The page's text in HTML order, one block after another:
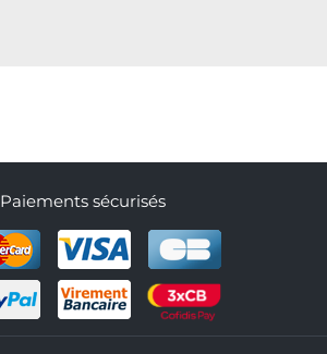
Paiements sécurisés